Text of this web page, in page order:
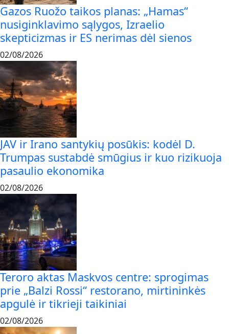
Gazos Ruožo taikos planas: „Hamas“
nusiginklavimo sąlygos, Izraelio
skepticizmas ir ES nerimas dėl sienos
02/08/2026
JAV ir Irano santykių posūkis: kodėl D.
Trumpas sustabdė smūgius ir kuo rizikuoja
pasaulio ekonomika
02/08/2026
Teroro aktas Maskvos centre: sprogimas
prie „Balzi Rossi“ restorano, mirtininkės
apgulė ir tikrieji taikiniai
02/08/2026